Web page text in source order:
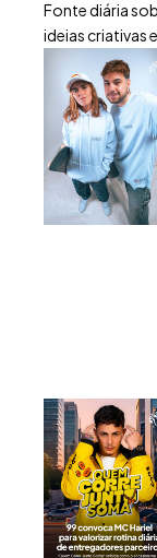
Fonte diária
ideias criativas